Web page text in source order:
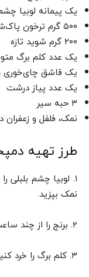
یک پیمانه لوبیا
۵۰۰ گرم ترخون پاک‌شده یا یک‌چهارم پیمانه ترخون خشک
۲۰۰ گرم شوید تازه
یک عدد کلم برگ
یک قاشق چای‌خوری
یک عدد پیاز درشت
۳ حبه سیر
نمک، فلفل و زعفران
طرز تهیه
۱. لوبیا چشم
نمک بپزید.
۲. برنج را از چند ساعت قبل در آب و نمک خیس کنید.
۳. کلم برگ را خرد کنید و همراه پیاز خلالی در روغن تفت دهید.